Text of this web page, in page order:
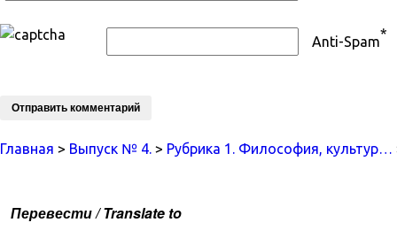
Anti-Spam*
Главная > Выпуск № 4. > Рубрика 1. Философия, культур…
Перевести / Translate to